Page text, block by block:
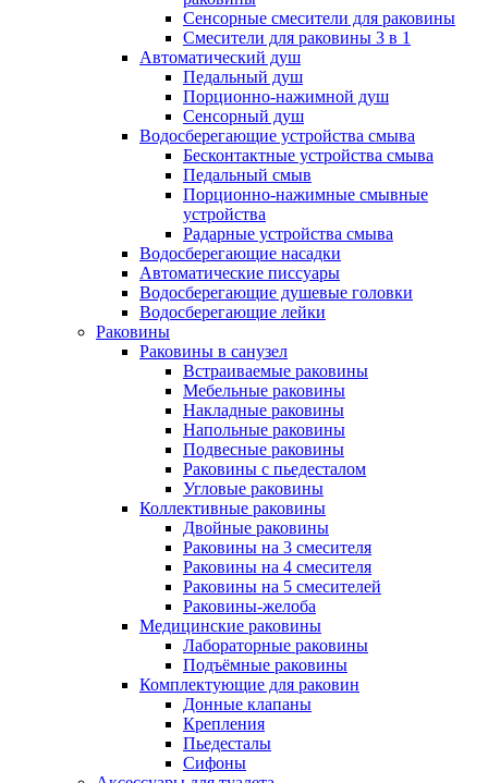
Сенсорные смесители для раковины
Смесители для раковины 3 в 1
Автоматический душ
Педальный душ
Порционно-нажимной душ
Сенсорный душ
Водосберегающие устройства смыва
Бесконтактные устройства смыва
Педальный смыв
Порционно-нажимные смывные
устройства
Радарные устройства смыва
Водосберегающие насадки
Автоматические писсуары
Водосберегающие душевые головки
Водосберегающие лейки
Раковины
Раковины в санузел
Встраиваемые раковины
Мебельные раковины
Накладные раковины
Напольные раковины
Подвесные раковины
Раковины с пьедесталом
Угловые раковины
Коллективные раковины
Двойные раковины
Раковины на 3 смесителя
Раковины на 4 смесителя
Раковины на 5 смесителей
Раковины-желоба
Медицинские раковины
Лабораторные раковины
Подъёмные раковины
Комплектующие для раковин
Донные клапаны
Крепления
Пьедесталы
Сифоны